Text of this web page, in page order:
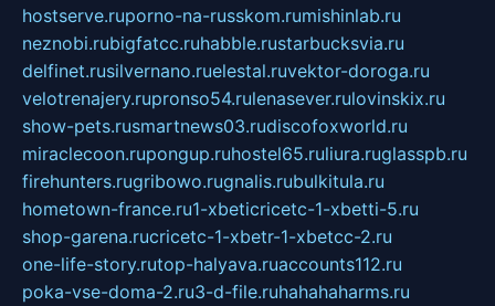
hostserve.ruporno-na-russkom.rumishinlab.ru
neznobi.rubigfatcc.ruhabble.rustarbucksvia.ru
delfinet.rusilvernano.ruelestal.ruvektor-doroga.ru
velotrenajery.rupronso54.rulenasever.rulovinskix.ru
show-pets.rusmartnews03.rudiscofoxworld.ru
miraclecoon.rupongup.ruhostel65.ruliura.ruglasspb.ru
firehunters.rugribowo.rugnalis.rubulkitula.ru
hometown-france.ru1-xbeticricetc-1-xbetti-5.ru
shop-garena.rucricetc-1-xbetr-1-xbetcc-2.ru
one-life-story.rutop-halyava.ruaccounts112.ru
poka-vse-doma-2.ru3-d-file.ruhahahaharms.ru